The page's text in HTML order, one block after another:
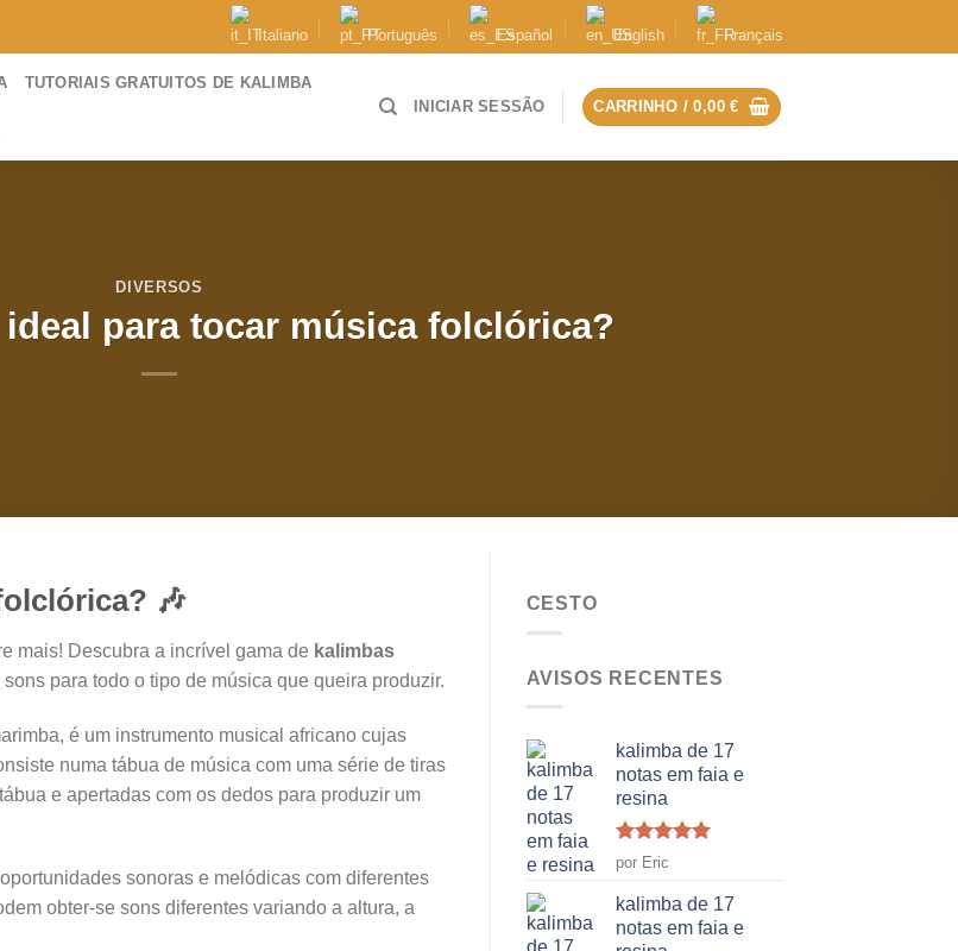
Italiano Português Español English Français
TUTORIAIS GRATUITOS DE KALIMBA
INICIAR SESSÃO CARRINHO /0,00€
DIVERSOS
para tocar música folclórica?
🎶
mais! Descubra a incrível gama de kalimbas
para todo o tipo de música que queira produzir.
é um instrumento musical africano cujas
numa tábua de música com uma série de tiras
e apertadas com os dedos para produzir um
sonoras e melódicas com diferentes
obter-se sons diferentes variando a altura, a
CESTO
AVISOS RECENTES
kalimba de 17
notas em faia e
resina
Classificado
como
5
por Eric
kalimba de 17
notas em faia e